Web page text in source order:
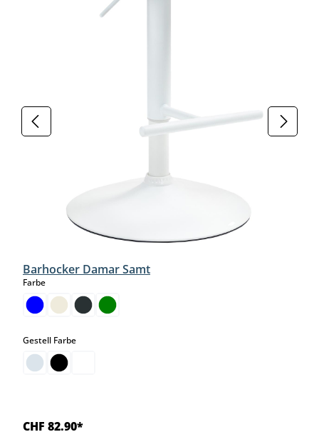
Barhocker Damar Samt
Farbeauswählen
Gestell Farbeauswählen
CHF 82.90*